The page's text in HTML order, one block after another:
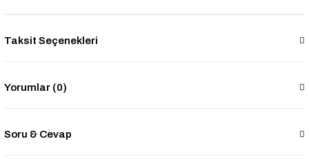
Taksit Seçenekleri
Yorumlar (0)
Soru & Cevap